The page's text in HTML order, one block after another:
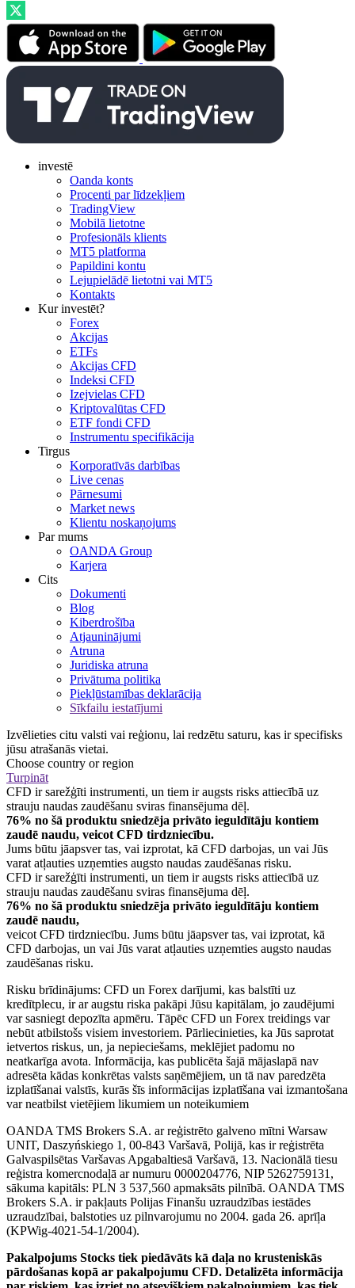
investē
Oanda konts
Procenti par līdzekļiem
TradingView
Mobilā lietotne
Profesionāls klients
MT5 platforma
Papildini kontu
Lejupielādē lietotni vai MT5
Kontakts
Kur investēt?
Forex
Akcijas
ETFs
Akcijas CFD
Indeksi CFD
Izejvielas CFD
Kriptovalūtas CFD
ETF fondi CFD
Instrumentu specifikācija
Tirgus
Korporatīvās darbības
Live cenas
Pārnesumi
Market news
Klientu noskaņojums
Par mums
OANDA Group
Karjera
Cits
Dokumenti
Blog
Kiberdrošība
Atjauninājumi
Atruna
Juridiska atruna
Privātuma politika
Piekļūstamības deklarācija
Sīkfailu iestatījumi
Izvēlieties citu valsti vai reģionu, lai redzētu saturu, kas ir specifisks
jūsu atrašanās vietai.
Choose country or region
Turpināt
CFD ir sarežģīti instrumenti, un tiem ir augsts risks attiecībā uz
strauju naudas zaudēšanu sviras finansējuma dēļ.
76% no šā produktu sniedzēja privāto ieguldītāju kontiem
zaudē naudu, veicot CFD tirdzniecību.
Jums būtu jāapsver tas, vai izprotat, kā CFD darbojas, un vai Jūs
varat atļauties uzņemties augsto naudas zaudēšanas risku.
CFD ir sarežģīti instrumenti, un tiem ir augsts risks attiecībā uz
strauju naudas zaudēšanu sviras finansējuma dēļ.
76% no šā produktu sniedzēja privāto ieguldītāju kontiem
zaudē naudu,
veicot CFD tirdzniecību. Jums būtu jāapsver tas, vai izprotat, kā
CFD darbojas, un vai Jūs varat atļauties uzņemties augsto naudas
zaudēšanas risku.
Risku brīdinājums: CFD un Forex darījumi, kas balstīti uz
kredītplecu, ir ar augstu riska pakāpi Jūsu kapitālam, jo zaudējumi
var sasniegt depozīta apmēru. Tāpēc CFD un Forex treidings var
nebūt atbilstošs visiem investoriem. Pārliecinieties, ka Jūs saprotat
ietvertos riskus, un, ja nepieciešams, meklējiet padomu no
neatkarīga avota. Informācija, kas publicēta šajā mājaslapā nav
adresēta kādas konkrētas valsts saņēmējiem, un tā nav paredzēta
izplatīšanai valstīs, kurās šīs informācijas izplatīšana vai izmantošana
var neatbilst vietējiem likumiem un noteikumiem
OANDA TMS Brokers S.A. ar reģistrēto galveno mītni Warsaw
UNIT, Daszyńskiego 1, 00-843 Varšavā, Polijā, kas ir reģistrēta
Galvaspilsētas Varšavas Apgabaltiesā Varšavā, 13. Nacionālā tiesu
reģistra komercnodaļā ar numuru 0000204776, NIP 5262759131,
sākuma kapitāls: PLN 3 537,560 apmaksāts pilnībā. OANDA TMS
Brokers S.A. ir pakļauts Polijas Finanšu uzraudzības iestādes
uzraudzībai, balstoties uz pilnvarojumu no 2004. gada 26. aprīļa
(KPWig-4021-54-1/2004).
Pakalpojums Stocks tiek piedāvāts kā daļa no krusteniskās
pārdošanas kopā ar pakalpojumu CFD. Detalizēta informācija